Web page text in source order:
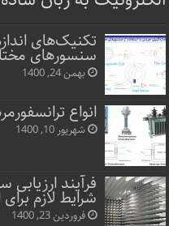
تکنیک‌های
سنسورهای
بهمن 24, 1400
انواع
شهریور 10, 1400
فرآیند
شرایط لازم
فروردین 23, 1400